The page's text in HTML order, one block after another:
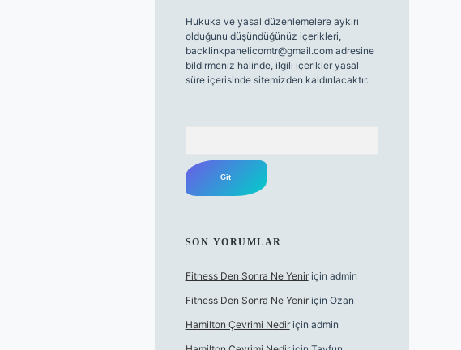
Hukuka ve yasal düzenlemelere aykırı
olduğunu düşündüğünüz içerikleri,
backlinkpanelicomtr@gmail.comadresine
bildirmeniz halinde, ilgili içerikler yasal
süre içerisinde sitemizden kaldırılacaktır.
SON YORUMLAR
Fitness Den Sonra Ne Yeniriçin admin
Fitness Den Sonra Ne Yeniriçin Ozan
Hamilton Çevrimi Nediriçin admin